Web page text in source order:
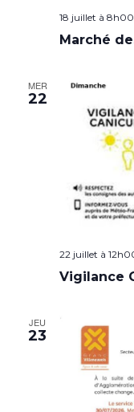
18 juillet à 8h00
Marché
MER
22
22 juillet à
Vigilance
JEU
23